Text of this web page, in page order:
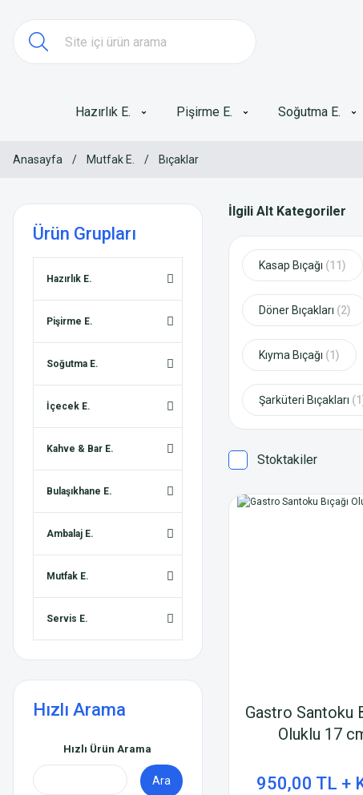
Hazırlık E. Pişirme E. Soğutma E.
Anasayfa Mutfak E. Bıçaklar
Ürün Grupları
Hazırlık E.
Pişirme E.
Soğutma E.
İçecek E.
Kahve & Bar E.
Bulaşıkhane E.
Ambalaj E.
Mutfak E.
Servis E.
Hızlı Arama
Hızlı Ürün Arama
Ara
İlgili Alt Kategoriler
Kasap Bıçağı (11)
Döner Bıçakları (2)
Kıyma Bıçağı (1)
Şarküteri Bıçakları
Stoktakiler
Gastro Santoku
Oluklu 17
950,00 TL +